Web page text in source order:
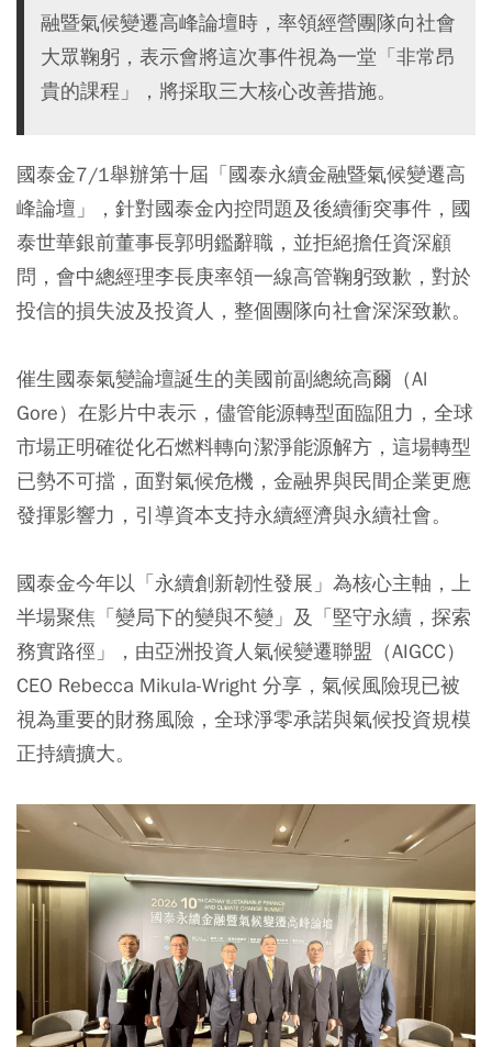
融暨氣候變遷高峰論壇時，率領經營團隊向社會
大眾鞠躬，表示會將這次事件視為一堂「非常昂
貴的課程」，將採取三大核心改善措施。
國泰金7/1舉辦第十屆「國泰永續金融暨氣候變遷高
峰論壇」，針對國泰金內控問題及後續衝突事件，國
泰世華銀前董事長郭明鑑辭職，並拒絕擔任資深顧
問，會中總經理李長庚率領一線高管鞠躬致歉，對於
投信的損失波及投資人，整個團隊向社會深深致歉。
催生國泰氣變論壇誕生的美國前副總統高爾（Al
Gore）在影片中表示，儘管能源轉型面臨阻力，全球
市場正明確從化石燃料轉向潔淨能源解方，這場轉型
已勢不可擋，面對氣候危機，金融界與民間企業更應
發揮影響力，引導資本支持永續經濟與永續社會。
國泰金今年以「永續創新韌性發展」為核心主軸，上
半場聚焦「變局下的變與不變」及「堅守永續，探索
務實路徑」，由亞洲投資人氣候變遷聯盟（AIGCC）
CEO Rebecca Mikula-Wright 分享，氣候風險現已被
視為重要的財務風險，全球淨零承諾與氣候投資規模
正持續擴大。